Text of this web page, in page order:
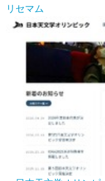
リセマム